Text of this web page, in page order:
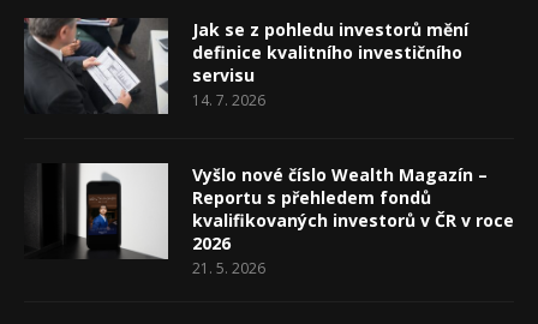
Jak se z pohledu investorů mění
definice kvalitního investičního
servisu
14. 7. 2026
Vyšlo nové číslo Wealth Magazín –
Reportu s přehledem fondů
kvalifikovaných investorů v ČR v roce
2026
21. 5. 2026